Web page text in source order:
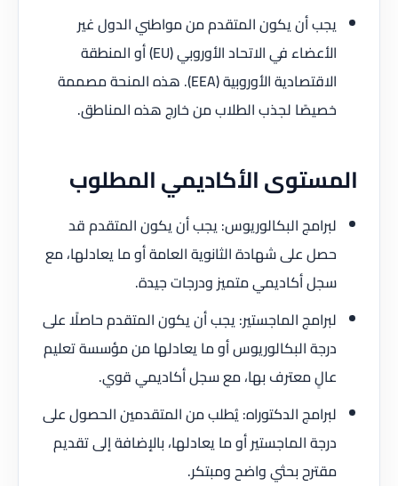
يجب أن يكون المتقدم من مواطني الدول غير
الأعضاء في الاتحاد الأوروبي (EU) أو المنطقة
الاقتصادية الأوروبية (EEA). هذه المنحة مصممة
خصيصًا لجذب الطلاب من خارج هذه المناطق.
المستوى الأكاديمي المطلوب
لبرامج البكالوريوس: يجب أن يكون المتقدم قد
حصل على شهادة الثانوية العامة أو ما يعادلها، مع
سجل أكاديمي متميز ودرجات جيدة.
لبرامج الماجستير: يجب أن يكون المتقدم حاصلًا على
درجة البكالوريوس أو ما يعادلها من مؤسسة تعليم
عالٍ معترف بها، مع سجل أكاديمي قوي.
لبرامج الدكتوراه: يُطلب من المتقدمين الحصول على
درجة الماجستير أو ما يعادلها، بالإضافة إلى تقديم
مقترح بحثي واضح ومبتكر.